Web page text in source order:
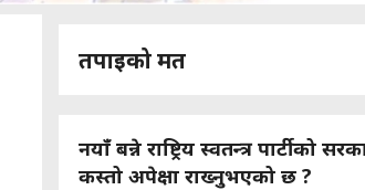
तपाइको मत
नयाँ बन्ने राष्ट्रिय स्वतन्त्र पार्टीको
कस्तो अपेक्षा राख्नुभएको छ ?